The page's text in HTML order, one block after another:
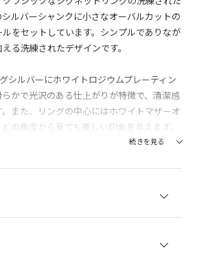
ルバーシャンクに小さなオーバルカットの
をセットしています。シンプルでありなが
る洗練されたデザインです。
シルバーにホワイトロジウムプレーティン
かで光沢のある仕上がりが特徴で、清潔感
また、リングの中心にはホワイトマザーオ
の角度から見ても美しい印象を与えます。
イクル素材を使用し、環境にも配慮してい
続きを見る